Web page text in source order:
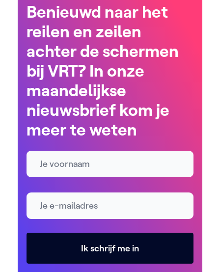
Benieuwd naar het
reilen en zeilen
achter de schermen
bij VRT? In onze
maandelijkse
nieuwsbrief kom je
meer te weten
Naam
E-mailadres *
Ik schrijf me in